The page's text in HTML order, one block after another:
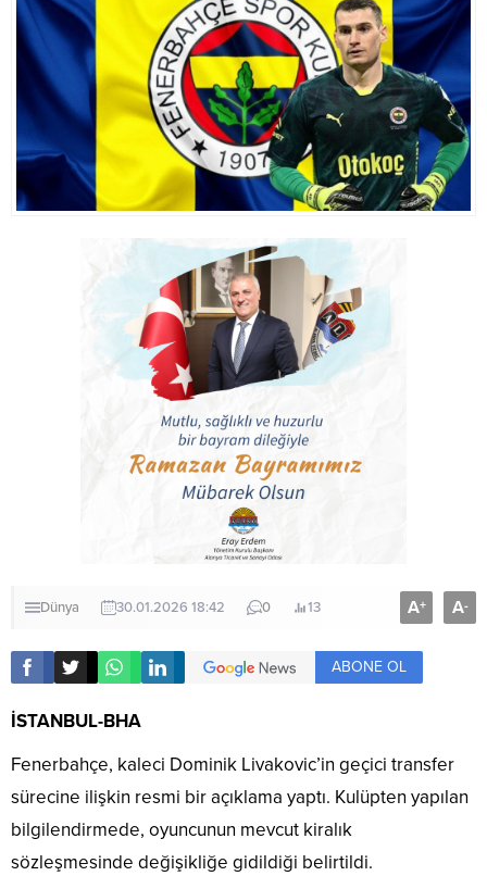
Dünya 30.01.2026 18:42 0 13 A+ A-
ABONE OL
İSTANBUL-BHA
Fenerbahçe, kaleci Dominik Livakovic’in geçici transfer
sürecine ilişkin resmi bir açıklama yaptı. Kulüpten yapılan
bilgilendirmede, oyuncunun mevcut kiralık
sözleşmesinde değişikliğe gidildiği belirtildi.